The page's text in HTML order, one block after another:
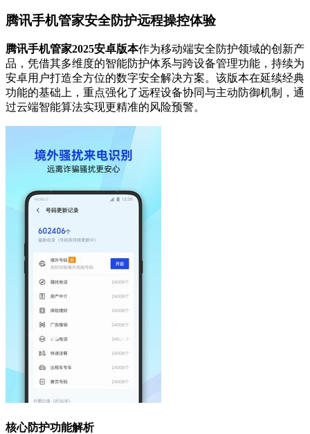
腾讯手机管家安全防护远程操控体验
腾讯手机管家2025安卓版本作为移动端安全防护领域的创新产
品，凭借其多维度的智能防护体系与跨设备管理功能，持续为
安卓用户打造全方位的数字安全解决方案。该版本在延续经典
功能的基础上，重点强化了远程设备协同与主动防御机制，通
过云端智能算法实现更精准的风险预警。
核心防护功能解析